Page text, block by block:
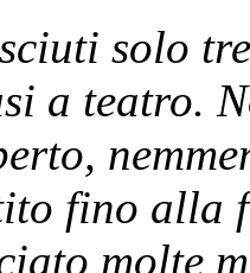
solo
a teatro.
fino alla
molte